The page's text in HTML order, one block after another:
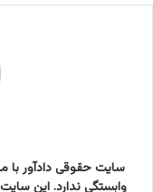
سایت حقوقی دادآور با
وابستگی ندارد. این